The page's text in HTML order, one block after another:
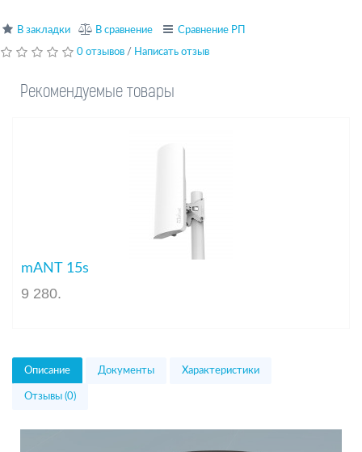
В закладки В сравнение Сравнение РП
0 отзывов / Написать отзыв
Рекомендуемые товары
mANT 15s
9 280.
Описание Документы Характеристики
Отзывы (0)